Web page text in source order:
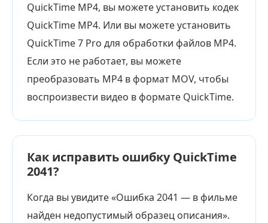
QuickTime MP4, вы можете установить кодек
QuickTime MP4. Или вы можете установить
QuickTime 7 Pro для обработки файлов MP4.
Если это не работает, вы можете
преобразовать MP4 в формат MOV, чтобы
воспроизвести видео в формате QuickTime.
Как исправить ошибку QuickTime
2041?
Когда вы увидите «Ошибка 2041 — в фильме
найден недопустимый образец описания».